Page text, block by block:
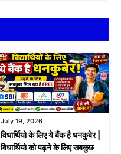
July 19, 2026
विधार्थियो के लिए ये बैंक है धनकुबेर |
विधार्थियो को पढ़ने के लिए सबकुछ